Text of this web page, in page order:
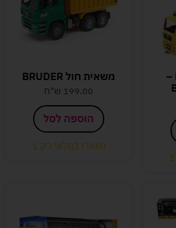
מנוף צהוב MAN –
משאית חול BRUDER
199.00 ש"ח
הוספה לסל
נשארו במלאי רק 1